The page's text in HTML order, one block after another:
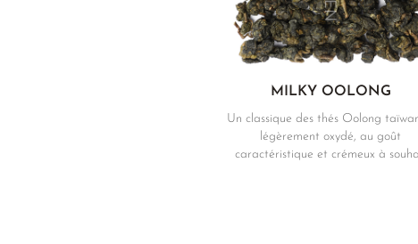
MILKY OOLONG
Un classique des thés Oolong
légèrement oxydé, au goût
caractéristique et crémeux à